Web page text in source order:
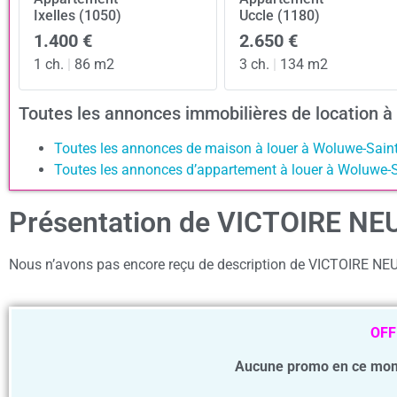
Ixelles (1050)
1.400 €
1 ch. | 86 m2
Uccle (1180)
2.650 €
3 ch. | 134 m2
Toutes les annonces immobilières de location
Toutes les annonces de maison à louer à Woluwe-
Toutes les annonces d’appartement à louer à Woluwe-
Présentation de VICTOIRE
Nous n’avons pas encore reçu de description de VICTOIRE
Aucune promo en ce